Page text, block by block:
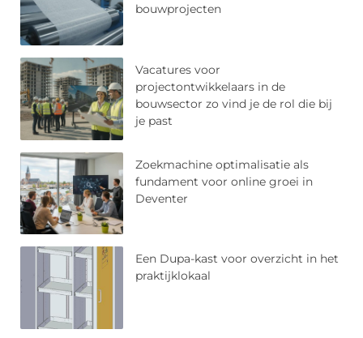
bouwprojecten
Vacatures voor
projectontwikkelaars in de
bouwsector zo vind je de rol die bij
je past
Zoekmachine optimalisatie als
fundament voor online groei in
Deventer
Een Dupa-kast voor overzicht in het
praktijklokaal